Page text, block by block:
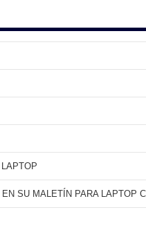
SU MALETÍN PARA LAPTOP